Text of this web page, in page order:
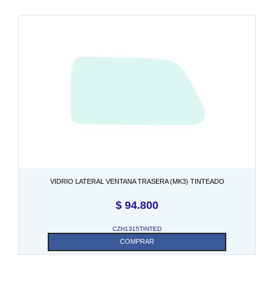
VIDRIO LATERAL VENTANA TRASERA (MK3) TINTEADO
$ 94.800
CZH1315TINTED
COMPRAR